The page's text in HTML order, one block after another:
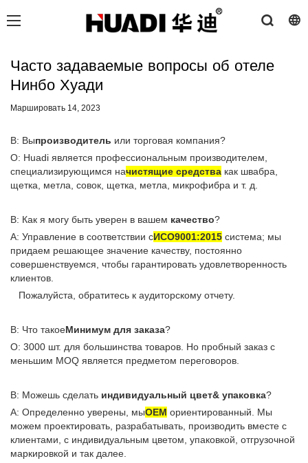
Часто задаваемые вопросы об отеле
Нинбо Хуади
Маршировать 14, 2023
В: Выпроизводитель или торговая компания?
О: Huadi является профессиональным производителем,
специализирующимся начистящие средства как швабра,
щетка, метла, совок, щетка, метла, микрофибра и т. д.
В: Как я могу быть уверен в вашем качество?
A: Управление в соответствии сИСО9001:2015 система; мы
придаем решающее значение качеству, постоянно
совершенствуемся, чтобы гарантировать удовлетворенность
клиентов.
Пожалуйста, обратитесь к аудиторскому отчету.
В: Что такоеМинимум для заказа?
О: 3000 шт. для большинства товаров. Но пробный заказ с
меньшим MOQ является предметом переговоров.
В: Можешь сделать индивидуальный цвет& упаковка?
A: Определенно уверены, мыОЕМ ориентированный. Мы
можем проектировать, разрабатывать, производить вместе с
клиентами, с индивидуальным цветом, упаковкой, отгрузочной
маркировкой и так далее.